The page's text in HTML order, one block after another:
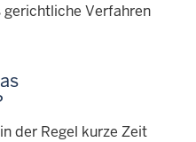
Verfahren
der Regel kurze Zeit